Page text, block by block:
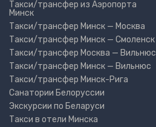
Такси/трансфер из Аэропорта
Минск
Такси/трансфер Минск — Москва
Такси/трансфер Минск — Смоленск
Такси/трансфер Москва — Вильнюс
Такси/трансфер Минск — Вильнюс
Такси/трансфер Минск-Рига
Санатории Белоруссии
Экскурсии по Беларуси
Такси в отели Минска